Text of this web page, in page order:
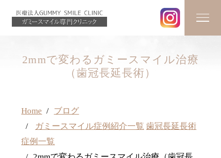
2mmで変わるガミースマイル治療
（歯冠長延長術）
Home
ブログ
ガミースマイル症例紹介一覧 歯冠長延長術
症例一覧